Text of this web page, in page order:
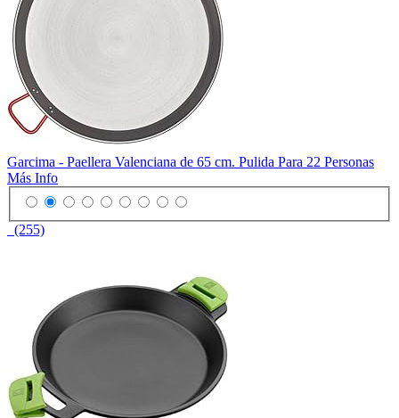
Garcima - Paellera Valenciana de 65 cm. Pulida Para 22 Personas
Más Info
(255)